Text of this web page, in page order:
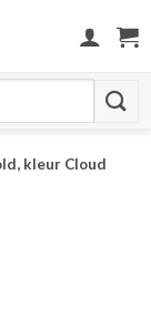
kleur Cloud